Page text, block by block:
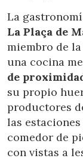
La
La Plaça de
miembro de la
una cocina
de
su propio
productores
las
comedor de
con vistas a
Técnicas y
Este sitio web
información
Si continua
instalación de
de configurar
impedir que
deberá tener
dificultades de
Analíticas y
Permiten